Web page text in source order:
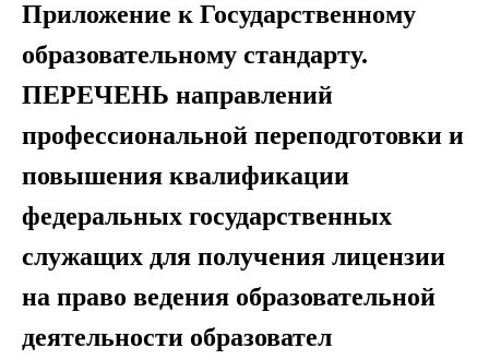
Приложение к Государственному
образовательному стандарту.
ПЕРЕЧЕНЬ направлений
профессиональной переподготовки и
повышения квалификации
федеральных государственных
служащих для получения лицензии
на право ведения образовательной
деятельности образовател